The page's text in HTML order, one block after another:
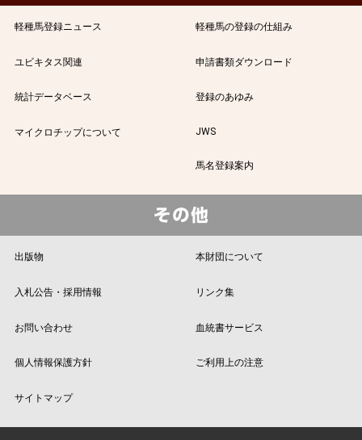
軽種馬登録ニュース 軽種馬の登録の仕組み
ユビキタス関連 申請書類ダウンロード
統計データベース 登録のあゆみ
マイクロチップについて JWS
馬名登録案内
出版物 本財団について
入札公告・採用情報 リンク集
お問い合わせ 血統書サービス
個人情報保護方針 ご利用上の注意
サイトマップ